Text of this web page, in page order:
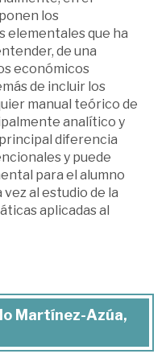
los
elementales que ha
de una
económicos
de incluir los
manual teórico de
analítico y
diferencia
y puede
para el alumno
al estudio de la
aplicadas al
Martínez-Azúa,